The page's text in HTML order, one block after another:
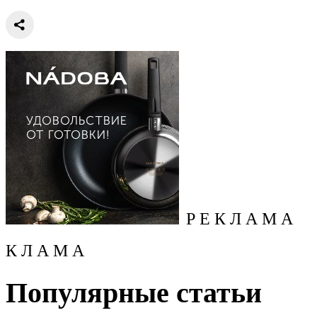
Р Е К Л А М А
К Л А М А
Популярные статьи